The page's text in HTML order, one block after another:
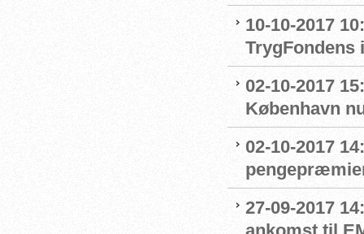
10-10-2017
TrygFondens
02-10-2017
København
02-10-2017
27-09-2017